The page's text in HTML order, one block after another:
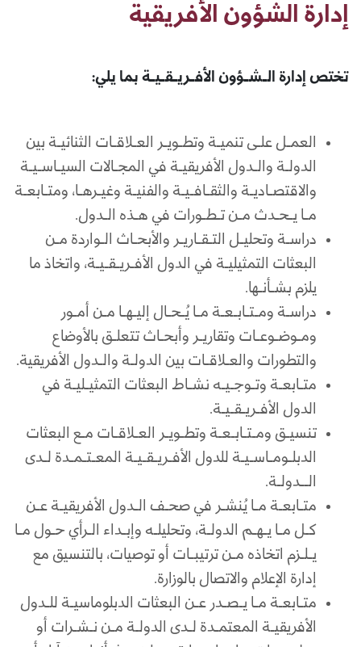
إدارة الشؤون الأفريقية
تختص إدارة الـشـؤون الأفـريـقـيـة بما يلي:
العمـل علـى تنميـة وتطـويـر العـلاقـات الثنائيـة بين
الدولـة والـدول الأفريقيـة في المجـالات السيـاسـيـة
والاقتصـاديـة والثقـافـيـة والفنيـة وغيـرهـا، ومتـابعـة
مـا يـحـدث مـن تـطـورات في هـذه الـدول.
دراسـة وتحليـل التـقـاريـر والأبحـاث الـواردة مـن
البعثات التمثيليـة في الدول الأفـريـقـيـة، واتخاذ ما
يلزم بشـأنـها.
دراسـة ومـتـابـعـة مـا يُـحـال إليـهـا مـن أمـور
ومـوضـوعـات وتقاريـر وأبحـاث تتعلـق بالأوضاع
والتطورات والعـلاقـات بين الدولـة والـدول الأفريقية.
متـابعـة وتـوجـيـه نشـاط البعثات التمثيـليـة في
الدول الأفـريـقـيـة.
تنسيـق ومـتـابـعـة وتطـويـر العـلاقـات مـع البعثات
الدبلـومـاسـيـة للدول الأفـريـقـيـة المعـتـمـدة لـدى
الــدولـة.
متـابعـة مـا يُنشـر في صحـف الـدول الأفريقيـة عـن
كـل مـا يـهـم الدولـة، وتحليلـه وإبـداء الـرأي حـول مـا
يـلـزم اتخاذه مـن ترتيبـات أو توصيات، بالتنسيق مع
إدارة الإعلام والاتصال بالوزارة.
متـابعـة مـا يـصـدر عـن البعثات الدبلوماسيـة للـدول
الأفريقيـة المعتمـدة لـدى الدولـة مـن نـشـرات أو